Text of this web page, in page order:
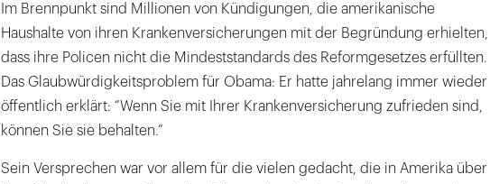
Im Brennpunkt sind Millionen von Kündigungen, die amerikanische
Haushalte von ihren Krankenversicherungen mit der Begründung erhielten,
dass ihre Policen nicht die Mindeststandards des Reformgesetzes erfüllten.
Das Glaubwürdigkeitsproblem für Obama: Er hatte jahrelang immer wieder
öffentlich erklärt: “Wenn Sie mit Ihrer Krankenversicherung zufrieden sind,
können Sie sie behalten.”
Sein Versprechen war vor allem für die vielen gedacht, die in Amerika über